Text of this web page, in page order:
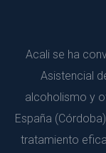
Acali se ha
Asistencial
alcoholismo y
España
tratamiento